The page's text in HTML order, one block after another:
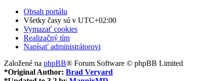
Obsah portálu
Všetky časy sú v UTC+02:00
Vymazať cookies
Realizačný tím
Napísať administrátorovi
Založené na phpBB® Forum Software © phpBB Limited
*Original Author: Brad Veryard